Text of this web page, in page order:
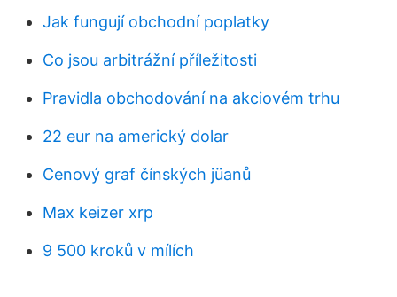
Jak fungují obchodní poplatky
Co jsou arbitrážní příležitosti
Pravidla obchodování na akciovém trhu
22 eur na americký dolar
Cenový graf čínských jüanů
Max keizer xrp
9 500 kroků v mílích